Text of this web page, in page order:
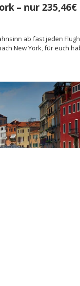
– nur
ab fast jeden
New York, für euch